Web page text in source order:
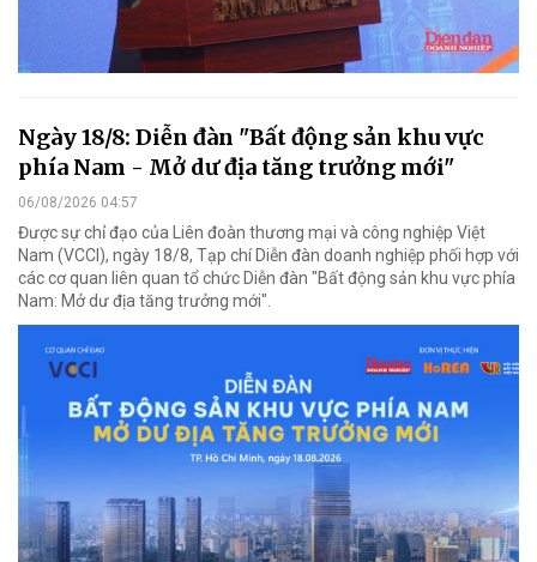
Ngày 18/8: Diễn đàn "Bất động sản khu vực
phía Nam - Mở dư địa tăng trưởng mới"
06/08/2026 04:57
Được sự chỉ đạo của Liên đoàn thương mại và công nghiệp Việt
Nam (VCCI), ngày 18/8, Tạp chí Diễn đàn doanh nghiệp phối hợp với
các cơ quan liên quan tổ chức Diễn đàn "Bất động sản khu vực phía
Nam: Mở dư địa tăng trưởng mới".